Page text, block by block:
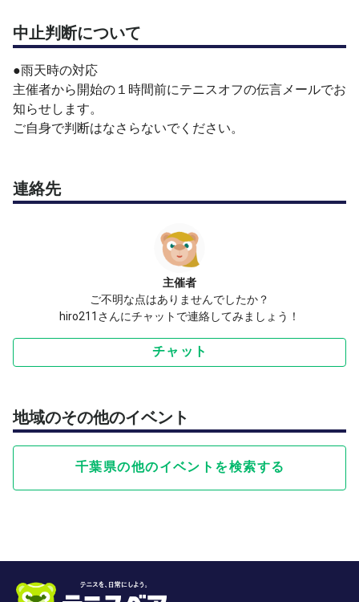
●雨天時の対応
知らせします。
ご自身で判断はなさらないでください。
他での募集をしていますので、締切前でも締切ることがあ
中止判断について
●雨天時の対応
主催者から開始の１時間前にテニスオフの伝言メールでお
知らせします。
ご自身で判断はなさらないでください。
連絡先
主催者
ご不明な点はありませんでしたか？
hiro211さんにチャットで連絡してみましょう！
チャット
地域のその他のイベント
千葉県の他のイベントを検索する